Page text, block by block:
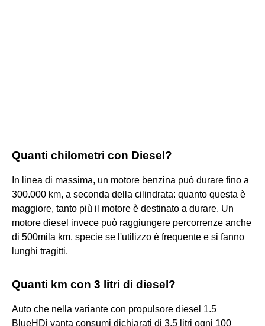
Quanti chilometri con Diesel?
In linea di massima, un motore benzina può durare fino a
300.000 km, a seconda della cilindrata: quanto questa è
maggiore, tanto più il motore è destinato a durare. Un
motore diesel invece può raggiungere percorrenze anche
di 500mila km, specie se l'utilizzo è frequente e si fanno
lunghi tragitti.
Quanti km con 3 litri di diesel?
Auto che nella variante con propulsore diesel 1.5
BlueHDi vanta consumi dichiarati di 3,5 litri ogni 100